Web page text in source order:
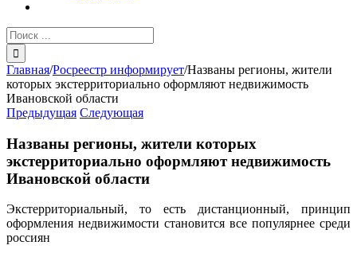
Результат
поиска:
Главная/Росреестр информирует/Названы регионы, жители
которых экстерриториально оформляют недвижимость
Ивановской области
Предыдущая Следующая
Названы регионы, жители которых
экстерриториально оформляют недвижимость
Ивановской области
Экстерриториальный, то есть дистанционный, принцип
оформления недвижимости становится все популярнее среди
россиян